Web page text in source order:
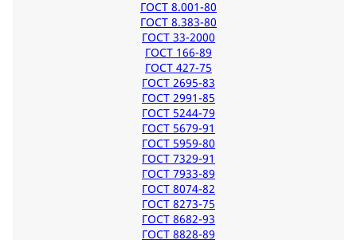
ГОСТ 8.001-80
ГОСТ 8.383-80
ГОСТ 33-2000
ГОСТ 166-89
ГОСТ 427-75
ГОСТ 2695-83
ГОСТ 2991-85
ГОСТ 5244-79
ГОСТ 5679-91
ГОСТ 5959-80
ГОСТ 7329-91
ГОСТ 7933-89
ГОСТ 8074-82
ГОСТ 8273-75
ГОСТ 8682-93
ГОСТ 8828-89